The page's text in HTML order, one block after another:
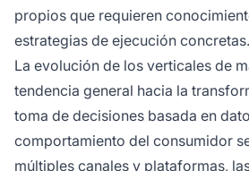
propios que requieren
estrategias de ejecución concretas.
La evolución de los verticales de
tendencia general hacia la
toma de decisiones basada en
comportamiento del consumidor
múltiples canales y plataformas,